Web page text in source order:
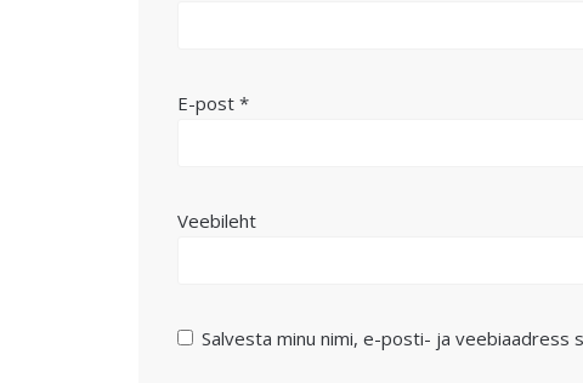
E-post*
Veebileht
Salvesta minu nimi, e-posti- ja